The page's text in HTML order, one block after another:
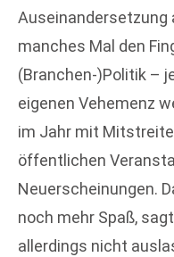
Auseinandersetzung
manches Mal den
(Branchen-)Politik –
eigenen Vehemenz
im Jahr mit
öffentlichen
Neuerscheinungen.
noch mehr Spaß,
allerdings nicht